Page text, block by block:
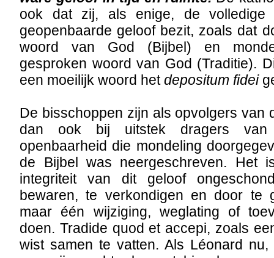
ook dat zij, als enige, de volledige
geopenbaarde geloof bezit, zoals dat
woord van God (Bijbel) en
gesproken woord van God (Traditie).
een moeilijk woord hetdepositum fidei
De bisschoppen zijn als opvolgers van
dan ook bij uitstek dragers
openbaarheid die mondeling
de Bijbel was neergeschreven. Het
integriteit van dit geloof
bewaren, te verkondigen en door te
maar één wijziging, weglating of
doen. Tradide quod et accepi, zoals
wist samen te vatten. Als Léonard